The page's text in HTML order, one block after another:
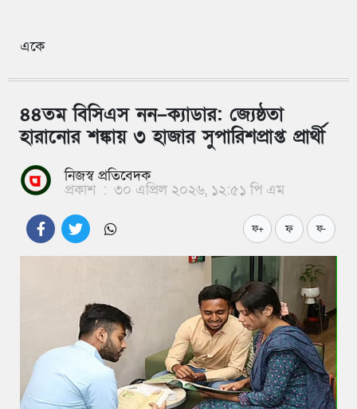
একে
৪৪তম বিসিএস নন–ক্যাডার: জ্যেষ্ঠতা
হারানোর শঙ্কায় ৩ হাজার সুপারিশপ্রাপ্ত প্রার্থী
নিজস্ব প্রতিবেদক
প্রকাশ : ৩০ এপ্রিল ২০২৬, ১২:৫১ পি এম
ফ+ ফ ফ-